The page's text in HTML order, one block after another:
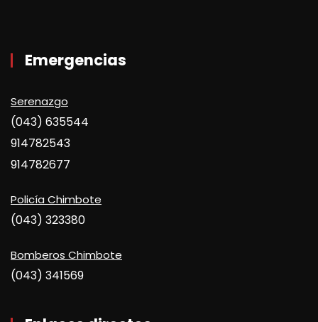
Emergencias
Serenazgo
(043) 635544
914782543
914782677
Policía Chimbote
(043) 323380
Bomberos Chimbote
(043) 341569